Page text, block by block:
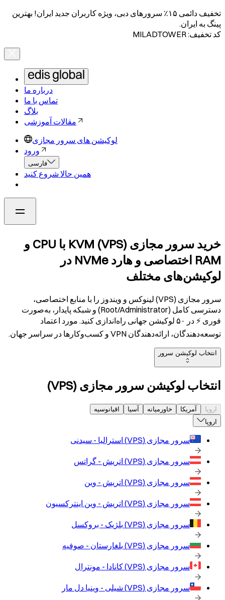
تخفیف دائمی ۱۵٪ سرورهای دبی، ویژه کاربران جدید ایران! بهترین
پینگ به ایران.
کد تخفیف: MILADTOWER
درباره ما
تماس با ما
بلاگ
مقالات آموزشی
لوکیشن های سرور مجازی
ورود
فارسی
همین حالا شروع کنید
خرید سرور مجازی (VPS) KVM با CPU و
RAM اختصاصی و هارد NVMe در
لوکیشن‌های مختلف
سرور مجازی (VPS) لینوکس و ویندوز را با منابع اختصاصی،
دسترسی کامل (Root/Administrator) و شبکه پایدار، به‌صورت
فوری ⚡ در ۵۰ لوکیشن جهانی راه‌اندازی کنید. مورد اعتماد
توسعه‌دهندگان، ارائه‌دهندگان VPN و کسب‌وکارها در سراسر جهان.
انتخاب لوکیشن سرور
انتخاب لوکیشن سرور مجازی (VPS)
اروپا آمریکا خاورمیانه آسیا
اقیانوسیه
اروپا
سرور مجازی (VPS) استرالیا - سیدنی
سرور مجازی (VPS) اتریش - گراتس
سرور مجازی (VPS) اتریش - وین
سرور مجازی (VPS) اتریش - وین اینترکسیون
سرور مجازی (VPS) بلژیک - بروکسل
سرور مجازی (VPS) بلغارستان - صوفیه
سرور مجازی (VPS) کانادا - مونترال
سرور مجازی (VPS) شیلی - وینیا دل مار